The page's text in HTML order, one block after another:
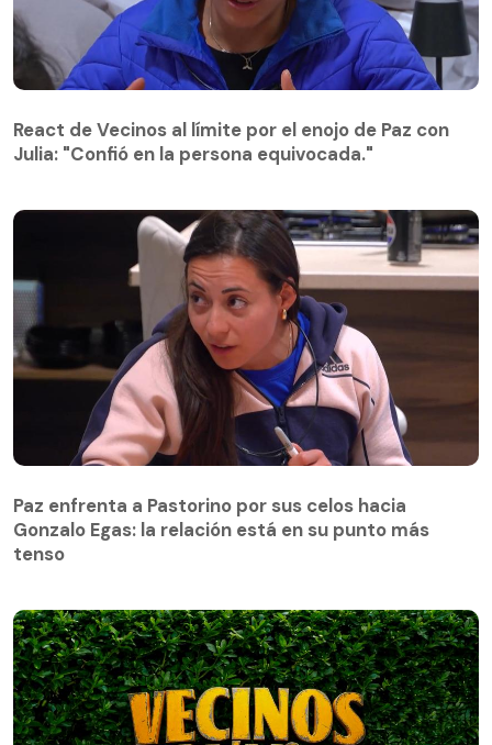
Julia: "Confió en la persona equivocada."
React de Vecinos al límite por el enojo de Paz con
Julia: "Confió en la persona equivocada."
Gonzalo Egas: la relación está en su punto más
tenso
Paz enfrenta a Pastorino por sus celos hacia
Gonzalo Egas: la relación está en su punto más
tenso